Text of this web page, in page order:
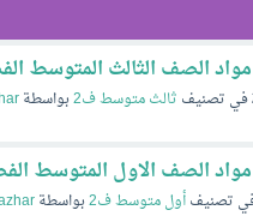
الصف الثالث المتوسط الفصل
في تصنيف ثالث متوسط ف2 بواسطة
الصف الاول المتوسط الفصل
تصنيفأول متوسط ف2 بواسطة